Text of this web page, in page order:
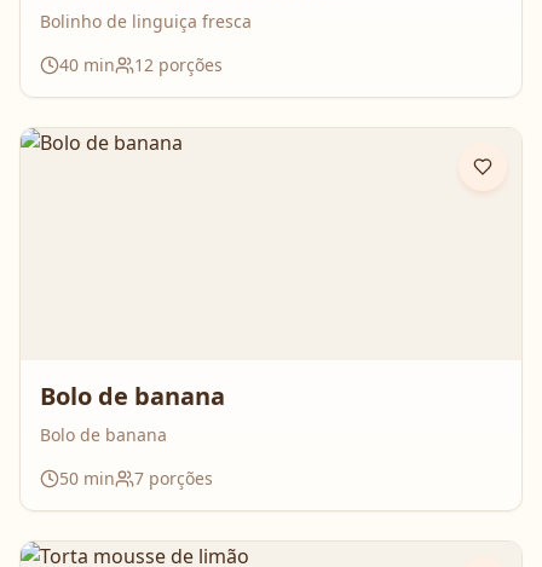
Bolinho de linguiça fresca
40 min 12 porções
Bolo de banana
Bolo de banana
50 min 7 porções